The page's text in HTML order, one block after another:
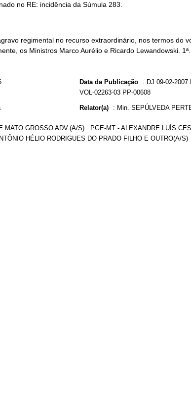
no RE: incidência da Súmula 283.
regimental no recurso extraordinário, nos termos do
os Ministros Marco Aurélio e Ricardo Lewandowski.
Data da Publicação : DJ 09-02-
VOL-02263-03 PP-00608
Relator(a) : Min. SEPÚLVEDA
MATO GROSSO ADV.(A/S) : PGE-MT - ALEXANDRE LUÍS
HÉLIO RODRIGUES DO PRADO FILHO E OUTRO(A/S)